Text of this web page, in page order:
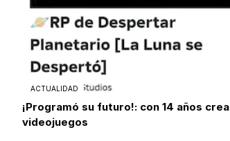
ACTUALIDAD
¡Programó su futuro!: con 14 años crea
videojuegos